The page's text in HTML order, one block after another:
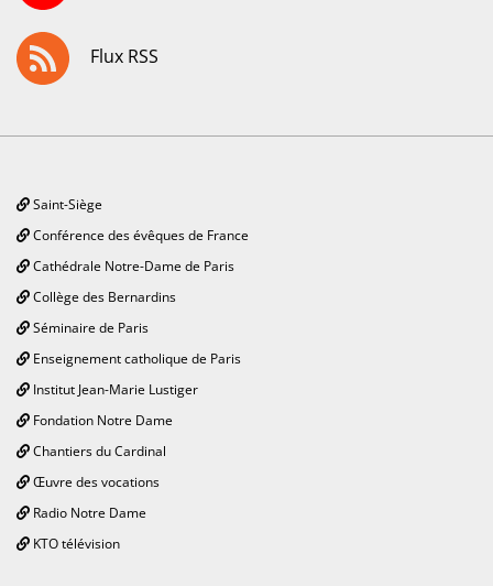
Flux RSS
Saint-Siège
Conférence des évêques de France
Cathédrale Notre-Dame de Paris
Collège des Bernardins
Séminaire de Paris
Enseignement catholique de Paris
Institut Jean-Marie Lustiger
Fondation Notre Dame
Chantiers du Cardinal
Œuvre des vocations
Radio Notre Dame
KTO télévision